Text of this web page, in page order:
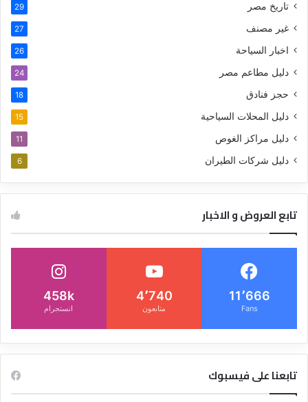
تاريخ مصر 29
غير مصنف 27
اخبار السياحة 26
دليل مطاعم مصر 24
حجز فنادق 18
دليل المحلات السياحية 15
دليل مراكز الغوص 11
دليل شركات الطيران 6
تابع العروض و الاخبار
11٬666
Fans
4٬740
متابعون
458k
انستجرام
تابعنا على فيسبوك